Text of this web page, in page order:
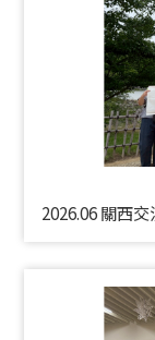
2026.06 關西交